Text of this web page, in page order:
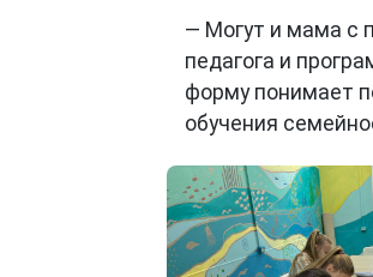
— Могут и мама с
педагога и
форму понимает
обучения